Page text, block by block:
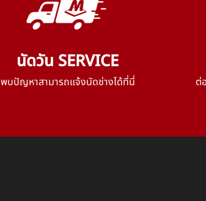
นัดวัน SERVICE
พบปัญหาสามารถแจ้งนัดช่างได้ที่นี่ ต่